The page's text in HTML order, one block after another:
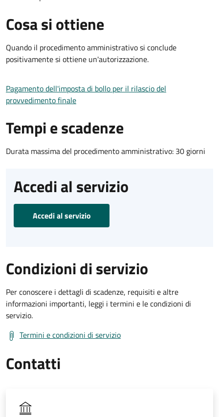
Cosa si ottiene
Quando il procedimento amministrativo si conclude
positivamente si ottiene un'autorizzazione.
Pagamento dell'imposta di bollo per il rilascio del
provvedimento finale
Tempi e scadenze
Durata massima del procedimento amministrativo: 30 giorni
Accedi al servizio
Accedi al servizio
Condizioni di servizio
Per conoscere i dettagli di scadenze, requisiti e altre
informazioni importanti, leggi i termini e le condizioni di
servizio.
Termini e condizioni di servizio
Contatti